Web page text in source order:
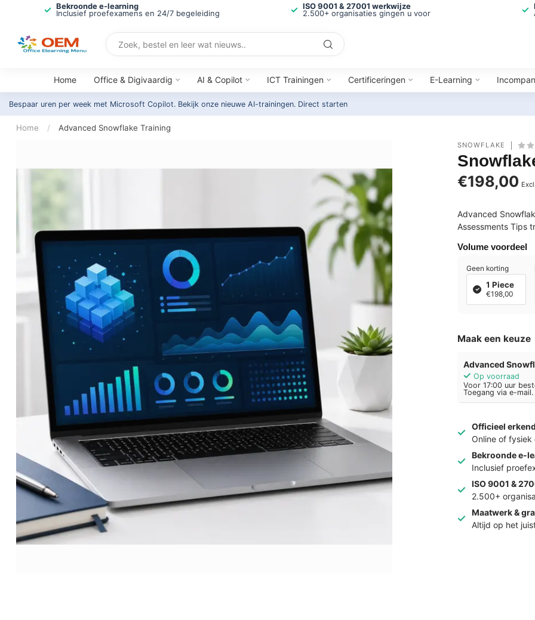
Bekroonde e-learning
Inclusief proefexamens en 24/7 begeleiding
ISO 9001 & 27001 werkwijze
2.500+ organisaties gingen u voor
Home Office & Digivaardig AI & Copilot ICT Trainingen Certificeringen E-Learning
Bespaar uren per week met Microsoft Copilot. Bekijk onze nieuwe AI-trainingen. Direct starten
Home / Advanced Snowflake Training
SNOWFLAKE
€198,00
Advanced
Assessments Tips
Volume voordeel
Geen korting
1 Piece
€198,00
Maak een keuze
Advanced
Op voorraad
Voor 17:00 uur
Toegang via e-mail.
Officieel
Online of fysiek
Bekroonde e-
Inclusief
ISO 9001 &
2.500+
Maatwerk &
Altijd op het